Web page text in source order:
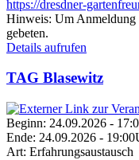
https://dresdner-
Hinweis: Um Anmeldung
gebeten.
Details aufrufen
TAG Blasewitz
Beginn: 24.09.2026 -
Ende: 24.09.2026 -
Art: Erfahrungsaustausch